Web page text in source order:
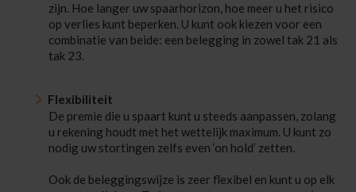
zijn. Hoe langer uw spaarhorizon, hoe meer u het risico
op verlies kunt beperken. U kunt ook kiezen voor een
combinatie van beide: een belegging in zowel tak 21 als
tak 23.
Flexibiliteit
De premie die u spaart kunt u steeds aanpassen, zolang
u rekening houdt met het wettelijk maximum. U kunt zo
nodig uw stortingen zelfs even ‘on hold’ zetten.
Ook de beleggingswijze is zeer flexibel en kunt u op elk